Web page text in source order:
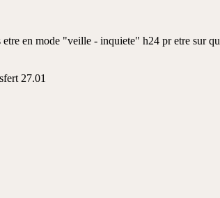
en mode "veille - inquiete" h24 pr etre sur
27.01